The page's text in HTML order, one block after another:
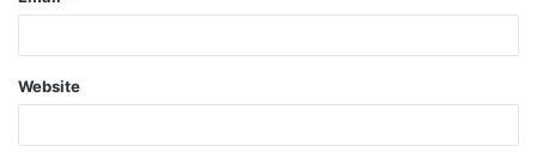
Website